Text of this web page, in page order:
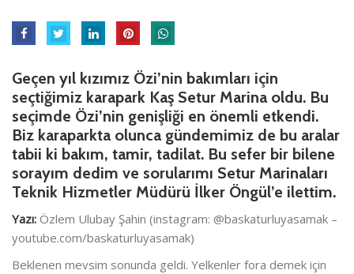
Geçen yıl kızımız Özi’nin bakımları için
seçtiğimiz karapark Kaş Setur Marina oldu. Bu
seçimde Özi’nin genişliği en önemli etkendi.
Biz karaparkta olunca gündemimiz de bu aralar
tabii ki bakım, tamir, tadilat. Bu sefer bir bilene
sorayım dedim ve sorularımı Setur Marinaları
Teknik Hizmetler Müdürü İlker Öngül’e ilettim.
Yazı: Özlem Ulubay Şahin (instagram: @baskaturluyasamak –
youtube.com/baskaturluyasamak)
Beklenen mevsim sonunda geldi. Yelkenler fora demek için